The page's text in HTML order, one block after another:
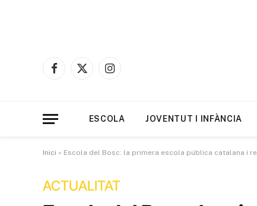
Facebook
X
Instagram
ESCOLA JOVENTUT I INFÀNCIA
Inici » Escola del Bosc: la primera escola pública catalana i
ACTUALITAT